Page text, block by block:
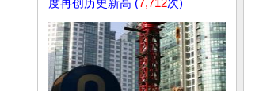
度再创历史新高 (7,712次)